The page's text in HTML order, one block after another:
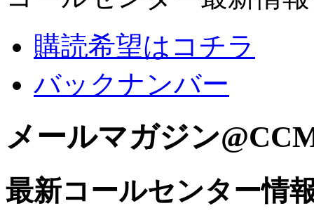
購読希望はコチラ
バックナンバー
メールマガジン
最新コールセンター情